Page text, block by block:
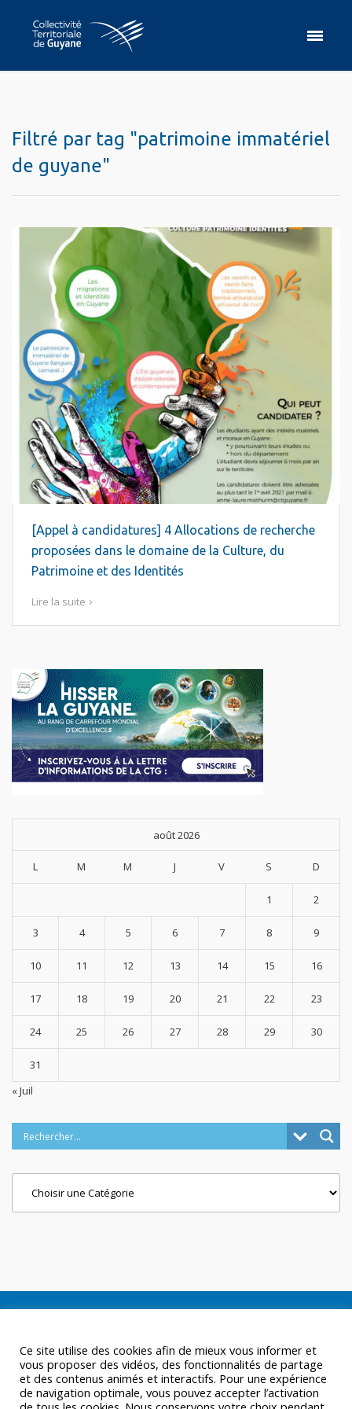
Filtré par tag "patrimoine immatériel
de guyane"
[Appel à candidatures] 4 Allocations de recherche
proposées dans le domaine de la Culture, du
Patrimoine et des Identités
Lire la suite
août 2026
L M M J V S D
1 2
3 4 5 6 7 8 9
10 11 12 13 14 15 16
17 18 19 20 21 22 23
24 25 26 27 28 29 30
31
« Juil
Ce site utilise des cookies afin de mieux vous informer et
vous proposer des vidéos, des fonctionnalités de partage
et des contenus animés et interactifs. Pour une expérience
de navigation optimale, vous pouvez accepter l’activation